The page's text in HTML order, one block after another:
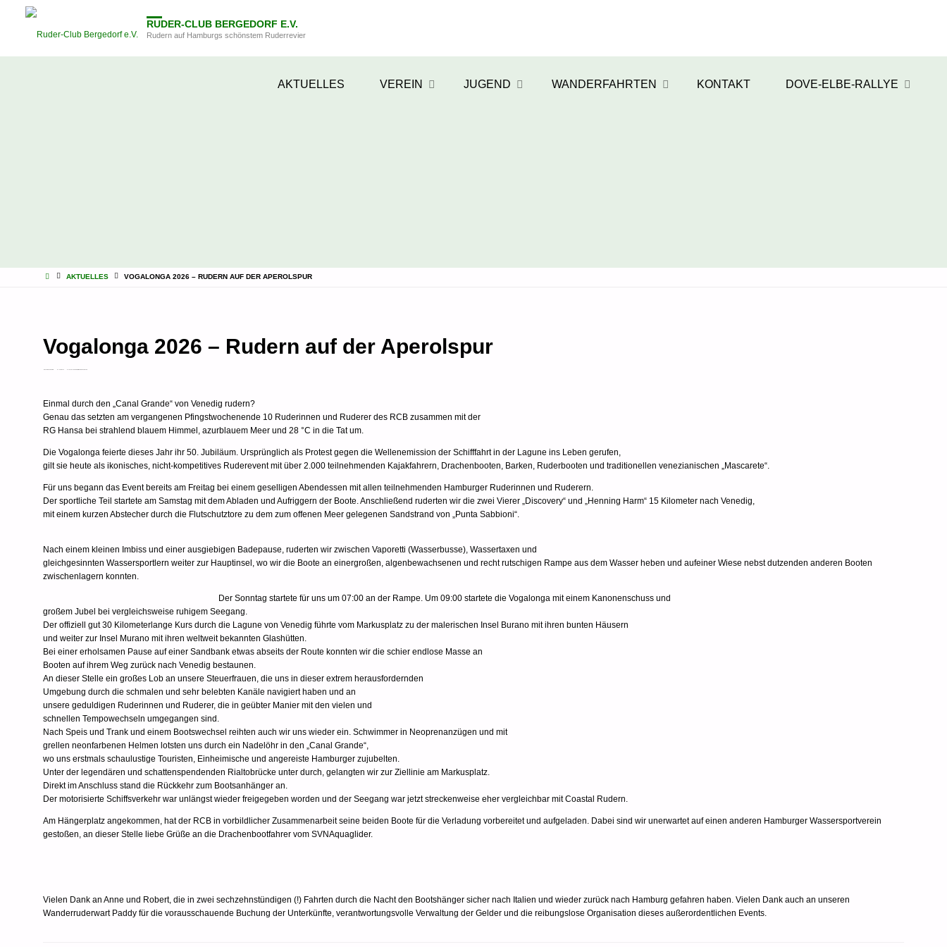
RUDER-CLUB BERGEDORF E.V.
Rudern auf Hamburgs schönstem Ruderrevier
AKTUELLES VEREIN JUGEND WANDERFAHRTEN KONTAKT DOVE-ELBE-RALLYE
STARTSEITE
AKTUELLES VOGALONGA 2026 – RUDERN AUF DER APEROLSPUR
Vogalonga 2026 – Rudern auf der Aperolspur
Einmal durch den „Canal Grande“ von Venedig rudern?
Genau das setzten am vergangenen Pfingstwochenende 10 Ruderinnen und Ruderer des RCB zusammen mit der
RG Hansa bei strahlend blauem Himmel, azurblauem Meer und 28 °C in die Tat um.
Die Vogalonga feierte dieses Jahr ihr 50. Jubiläum. Ursprünglich als Protest gegen die Wellenemission der Schifffahrt in der Lagune ins Leben gerufen,
gilt sie heute als ikonisches, nicht-kompetitives Ruderevent mit über 2.000 teilnehmenden Kajakfahrern, Drachenbooten, Barken, Ruderbooten und traditionellen venezianischen „Mascarete“.
Für uns begann das Event bereits am Freitag bei einem geselligen Abendessen mit allen teilnehmenden Hamburger Ruderinnen und Ruderern.
Der sportliche Teil startete am Samstag mit dem Abladen und Aufriggern der Boote. Anschließend ruderten wir die zwei Vierer „Discovery“ und „Henning Harm“ 15 Kilometer nach Venedig,
mit einem kurzen Abstecher durch die Flutschutztore zu dem zum offenen Meer gelegenen Sandstrand von „Punta Sabbioni“.
Nach einem kleinen Imbiss und einer ausgiebigen Badepause, ruderten wir zwischen Vaporetti (Wasserbusse), Wassertaxen und
gleichgesinnten Wassersportlern weiter zur Hauptinsel, wo wir die Boote an einergroßen, algenbewachsenen und recht rutschigen Rampe aus dem Wasser heben und aufeiner Wiese nebst dutzenden anderen Booten
zwischenlagern konnten.
Der Sonntag startete für uns um 07:00 an der Rampe. Um 09:00 startete die Vogalonga mit einem Kanonenschuss und
großem Jubel bei vergleichsweise ruhigem Seegang.
Der offiziell gut 30 Kilometerlange Kurs durch die Lagune von Venedig führte vom Markusplatz zu der malerischen Insel Burano mit ihren bunten Häusern
und weiter zur Insel Murano mit ihren weltweit bekannten Glashütten.
Bei einer erholsamen Pause auf einer Sandbank etwas abseits der Route konnten wir die schier endlose Masse an
Booten auf ihrem Weg zurück nach Venedig bestaunen.
An dieser Stelle ein großes Lob an unsere Steuerfrauen, die uns in dieser extrem herausfordernden
Umgebung durch die schmalen und sehr belebten Kanäle navigiert haben und an
unsere geduldigen Ruderinnen und Ruderer, die in geübter Manier mit den vielen und
schnellen Tempowechseln umgegangen sind.
Nach Speis und Trank und einem Bootswechsel reihten auch wir uns wieder ein. Schwimmer in Neoprenanzügen und mit
grellen neonfarbenen Helmen lotsten uns durch ein Nadelöhr in den „Canal Grande“,
wo uns erstmals schaulustige Touristen, Einheimische und angereiste Hamburger zujubelten.
Unter der legendären und schattenspendenden Rialtobrücke unter durch, gelangten wir zur Ziellinie am Markusplatz.
Direkt im Anschluss stand die Rückkehr zum Bootsanhänger an.
Der motorisierte Schiffsverkehr war unlängst wieder freigegeben worden und der Seegang war jetzt streckenweise eher vergleichbar mit Coastal Rudern.
Am Hängerplatz angekommen, hat der RCB in vorbildlicher Zusammenarbeit seine beiden Boote für die Verladung vorbereitet und aufgeladen. Dabei sind wir unerwartet auf einen anderen Hamburger Wassersportverein
gestoßen, an dieser Stelle liebe Grüße an die Drachenbootfahrer vom SVNAquaglider.
Vielen Dank an Anne und Robert, die in zwei sechzehnstündigen (!) Fahrten durch die Nacht den Bootshänger sicher nach Italien und wieder zurück nach Hamburg gefahren haben. Vielen Dank auch an unseren
Wanderruderwart Paddy für die vorausschauende Buchung der Unterkünfte, verantwortungsvolle Verwaltung der Gelder und die reibungslose Organisation dieses außerordentlichen Events.